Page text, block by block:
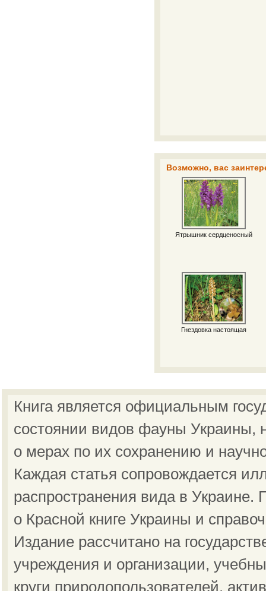
Возможно, вас
Ятрышник сердценосный
Гнездовка настоящая
Книга является официальным
состоянии видов фауны Украины,
о мерах по их сохранению и
Каждая статья сопровождается
распространения вида в
о Красной книге Украины и
Издание рассчитано на
учреждения и организации,
круги природопользователей,